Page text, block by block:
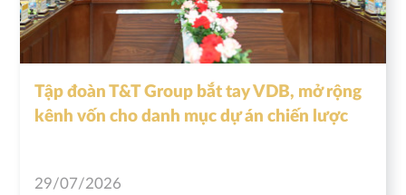
Tập đoàn T&T Group bắt tay VDB, mở rộng
kênh vốn cho danh mục dự án chiến lược
29/07/2026